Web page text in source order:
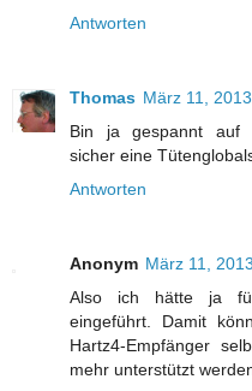
Antworten
Thomas März 11, 2013
Bin ja gespannt auf
sicher eine
Antworten
Anonym März 11, 2013
Also ich hätte ja
eingeführt. Damit
Hartz4-Empfänger
mehr unterstützt